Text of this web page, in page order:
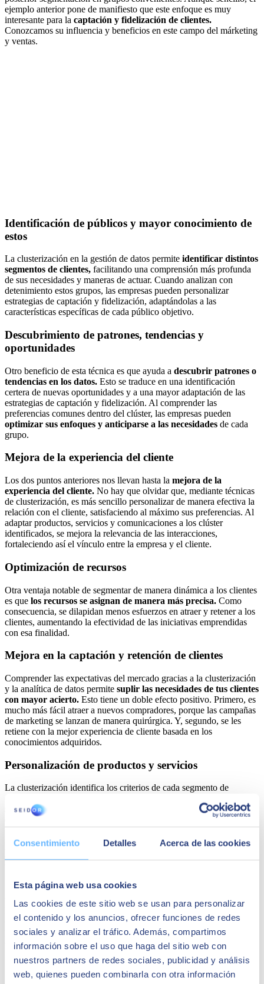
Consentimiento Detalles Acerca de las cookies
Esta página web usa cookies
Las cookies de este sitio web se usan para personalizar
el contenido y los anuncios, ofrecer funciones de redes
sociales y analizar el tráfico. Además, compartimos
información sobre el uso que haga del sitio web con
nuestros partners de redes sociales, publicidad y análisis
web, quienes pueden combinarla con otra información
ejemplo anterior pone de manifiesto que este enfoque es muy
interesante para la captación y fidelización de clientes.
Conozcamos su influencia y beneficios en este campo del márketing
y ventas.
Identificación de públicos y mayor conocimiento de
estos
La clusterización en la gestión de datos permite identificar distintos
segmentos de clientes, facilitando una comprensión más profunda
de sus necesidades y maneras de actuar. Cuando analizan con
detenimiento estos grupos, las empresas pueden personalizar
estrategias de captación y fidelización, adaptándolas a las
características específicas de cada público objetivo.
Descubrimiento de patrones, tendencias y
oportunidades
Otro beneficio de esta técnica es que ayuda a descubrir patrones o
tendencias en los datos. Esto se traduce en una identificación
certera de nuevas oportunidades y a una mayor adaptación de las
estrategias de captación y fidelización. Al comprender las
preferencias comunes dentro del clúster, las empresas pueden
optimizar sus enfoques y anticiparse a las necesidades de cada
grupo.
Mejora de la experiencia del cliente
Los dos puntos anteriores nos llevan hasta la mejora de la
experiencia del cliente. No hay que olvidar que, mediante técnicas
de clusterización, es más sencillo personalizar de manera efectiva la
relación con el cliente, satisfaciendo al máximo sus preferencias. Al
adaptar productos, servicios y comunicaciones a los clúster
identificados, se mejora la relevancia de las interacciones,
fortaleciendo así el vínculo entre la empresa y el cliente.
Optimización de recursos
Otra ventaja notable de segmentar de manera dinámica a los clientes
es que los recursos se asignan de manera más precisa. Como
consecuencia, se dilapidan menos esfuerzos en atraer y retener a los
clientes, aumentando la efectividad de las iniciativas emprendidas
con esa finalidad.
Mejora en la captación y retención de clientes
Comprender las expectativas del mercado gracias a la clusterización
y la analítica de datos permite suplir las necesidades de tus clientes
con mayor acierto. Esto tiene un doble efecto positivo. Primero, es
mucho más fácil atraer a nuevos compradores, porque las campañas
de marketing se lanzan de manera quirúrgica. Y, segundo, se les
retiene con la mejor experiencia de cliente basada en los
conocimientos adquiridos.
Personalización de productos y servicios
La clusterización identifica los criterios de cada segmento de
serviciospara adaptarlos a cada tipo de consumidor. Es bien sabido
que la personalización basada en datos aumenta la satisfacción del
cliente, así como su lealtad a la marca.
Finalmente, la clusterización respalda las estrategias de marketing y
ventas al identificar grupos homogéneos de clientes.Solo así se
logran mensajes más específicos y campañas más efectivas,
optimizando la captación y retención de clientes al dirigirse con
precisión a los segmentos adecuados y adaptar las tácticas
comerciales en consecuencia.
SEIDOR es tu socio experto en análisis de